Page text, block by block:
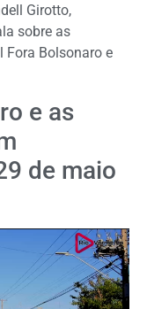
Girotto,
sobre as
Fora Bolsonaro e
e as
de maio